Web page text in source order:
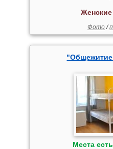
Женские
Фото/
Места есть